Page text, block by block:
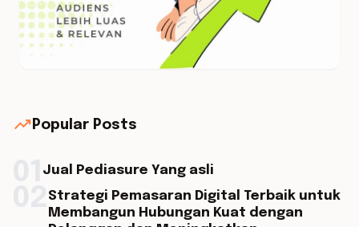
trending_up Popular Posts
Jual Pediasure Yang asli
Strategi Pemasaran Digital Terbaik untuk
Membangun Hubungan Kuat dengan